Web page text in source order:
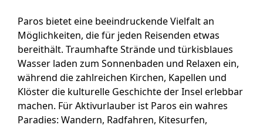
Paros bietet eine beeindruckende Vielfalt an
Möglichkeiten, die für jeden Reisenden etwas
bereithält. Traumhafte Strände und türkisblaues
Wasser laden zum Sonnenbaden und Relaxen ein,
während die zahlreichen Kirchen, Kapellen und
Klöster die kulturelle Geschichte der Insel erlebbar
machen. Für Aktivurlauber ist Paros ein wahres
Paradies: Wandern, Radfahren, Kitesurfen,